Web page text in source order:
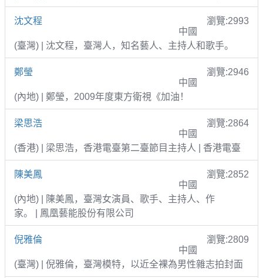
沈文程
瀏覽:2993
中國
(臺灣) | 沈文程，臺灣人，知名藝人、主持人和歌手。
鄭瑩
瀏覽:2946
中國
(內地) | 鄭瑩，2009年度東方衛視《加油！
梁思浩
瀏覽:2864
中國
(香港) | 梁思浩，香港電臺第二臺節目主持人 | 香港電臺
陳美鳳
瀏覽:2852
中國
(內地) | 陳美鳳，臺灣女演員、歌手、主持人、作
家。 | 鳳凰藝能股份有限公司
倪雅倫
瀏覽:2809
中國
(臺灣) | 倪雅倫，臺灣模特，以近全裸為男性雜志拍封面